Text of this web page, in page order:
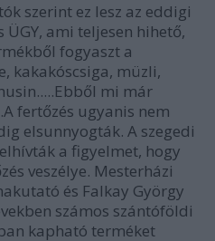
szerint ez lesz az eddigi
ami teljesen hihető,
fogyaszt a
kakakóscsiga, müzli,
mi már
fertőzés ugyanis nem
elsunnyogták. A szegedi
a figyelmet, hogy
veszélye. Mesterházi
és Falkay György
számos szántóföldi
kapható terméket